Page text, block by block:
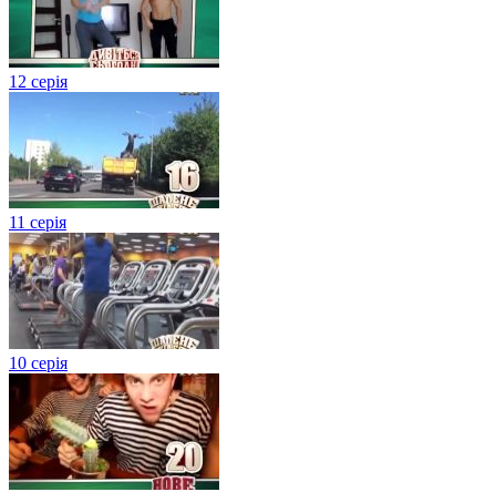
12 серія
11 серія
10 серія